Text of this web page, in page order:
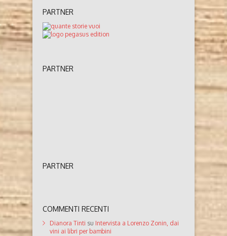
PARTNER
PARTNER
PARTNER
COMMENTI RECENTI
Dianora Tinti su Intervista a Lorenzo Zonin, dai
vini ai libri per bambini